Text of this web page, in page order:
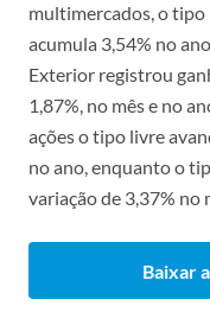
multimercados, o tipo
acumula 3,54% no
Exterior registrou
1,87%, no mês e no
ações o tipo livre
no ano, enquanto o
variação de 3,37% no
Baixar